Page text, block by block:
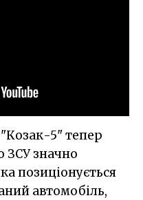
5" тепер
ЗСУ значно
позиціонується
автомобіль,